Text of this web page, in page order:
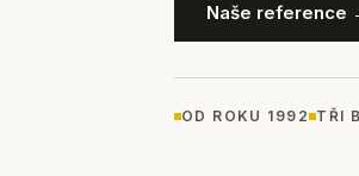
Naše reference
OD ROKU 1992 TŘI